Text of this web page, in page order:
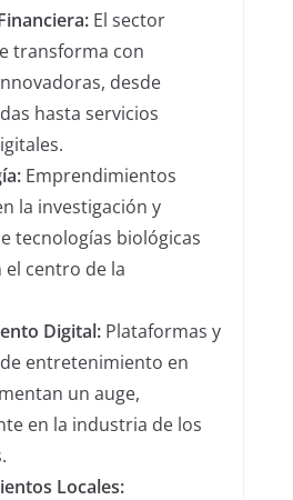
El sector
transforma con
desde
hasta servicios
Emprendimientos
la investigación y
tecnologías biológicas
el centro de la
Digital:Plataformas y
entretenimiento en
un auge,
en la industria de los
Locales: